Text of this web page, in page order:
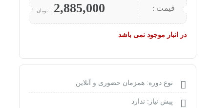
قیمت : 2,885,000 تومان
در انبار موجود نمی باشد
نوع دوره: همزمان حضوری و آنلاین
پیش نیاز: ندارد